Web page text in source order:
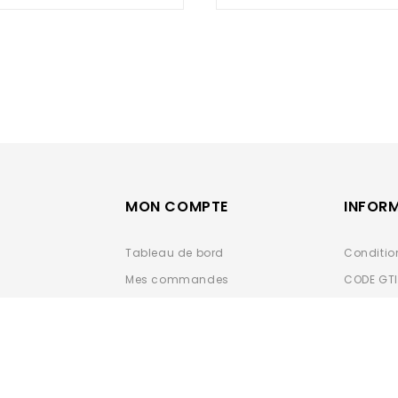
MON COMPTE
Tableau de bord
Mes commandes
CODE